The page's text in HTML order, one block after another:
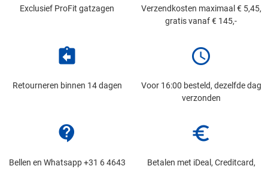
Exclusief ProFit gatzagen
Verzendkosten maximaal € 5,45,
gratis vanaf € 145,-
assignment_return
Retourneren binnen 14 dagen
schedule
Voor 16:00 besteld, dezelfde dag
verzonden
contact_support
Bellen en Whatsapp +31 6 4643
euro_symbol
Betalen met iDeal, Creditcard,